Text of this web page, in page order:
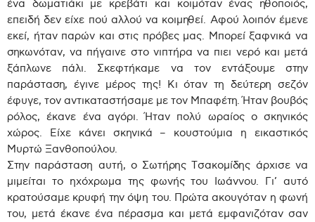
ένα δωματιάκι με κρεβάτι και κοιμόταν ένας ηθοποιός,
επειδή δεν είχε πού αλλού να κοιμηθεί. Αφού λοιπόν έμενε
εκεί, ήταν παρών και στις πρόβες μας. Μπορεί ξαφνικά να
σηκωνόταν, να πήγαινε στο νιπτήρα να πιει νερό και μετά
ξάπλωνε πάλι. Σκεφτήκαμε να τον εντάξουμε στην
παράσταση, έγινε μέρος της! Κι όταν τη δεύτερη σεζόν
έφυγε, τον αντικαταστήσαμε με τον Μπαφέτη. Ήταν βουβός
ρόλος, έκανε ένα αγόρι. Ήταν πολύ ωραίος ο σκηνικός
χώρος. Είχε κάνει σκηνικά – κουστούμια η εικαστικός
Μυρτώ Ξανθοπούλου.
Στην παράσταση αυτή, ο Σωτήρης Τσακομίδης άρχισε να
μιμείται το ηχόχρωμα της φωνής του Ιωάννου. Γι’ αυτό
κρατούσαμε κρυφή την όψη του. Πρώτα ακουγόταν η φωνή
του, μετά έκανε ένα πέρασμα και μετά εμφανιζόταν σαν